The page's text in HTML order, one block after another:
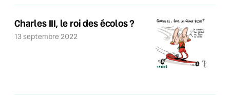
Charles III, le roi des écolos ?
13 septembre 2022